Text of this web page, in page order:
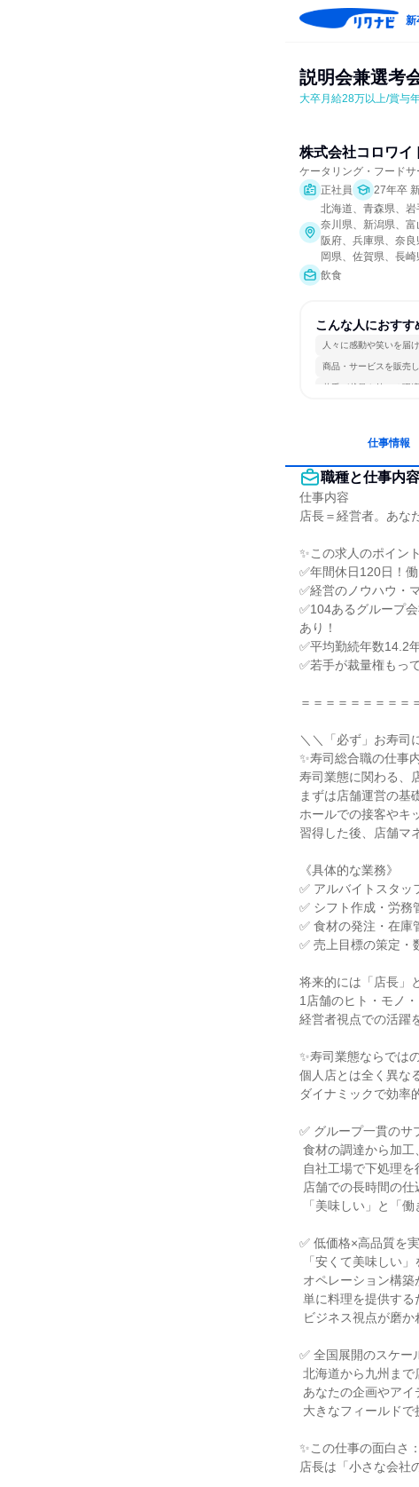
新
説明会兼選考
大卒月給28万以上/賞与
株式会社コロワイ
ケータリング・フード
正社員
27年卒
北海道、青森県、
奈川県、新潟県、
阪府、兵庫県、奈
岡県、佐賀県、長
飲食
こんな人におすす
人々に感動や笑いを届
商品・サービスを販売
若手が裁量を持てる環境
仕事情報
職種と仕事内容
仕事内容
店長＝経営者。あな
✨この求人のポイン
✅年間休日120日！
✅経営のノウハウ・
✅104あるグループ
あり！
✅平均勤続年数14.2
✅若手が裁量権もっ
＝＝＝＝＝＝＝＝＝
＼＼「必ず」お寿司
✨寿司総合職の仕事
寿司業態に関わる、
まずは店舗運営の基
ホールでの接客やキ
習得した後、店舗マ
《具体的な業務》
✅ アルバイトスタッ
✅ シフト作成・労務
✅ 食材の発注・在庫
✅ 売上目標の策定・
将来的には「店長」
1店舗のヒト・モノ
経営者視点での活躍
✨寿司業態ならでは
個人店とは全く異な
ダイナミックで効率
✅ グループ一貫のサ
✅ 低価格×高品質を
✅ 全国展開のスケー
✨この仕事の面白さ：
店長は「小さな会社